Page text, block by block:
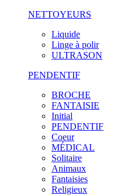
NETTOYEURS
Liquide
Linge à polir
ULTRASON
PENDENTIF
BROCHE
FANTAISIE
Initial
PENDENTIF
Coeur
MÉDICAL
Solitaire
Animaux
Fantaisies
Religieux